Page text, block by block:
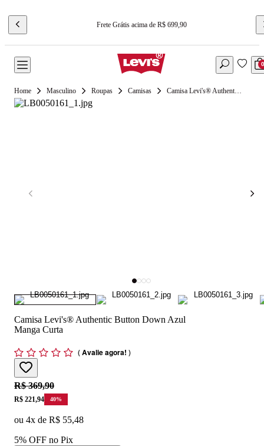
Frete Grátis acima de R$ 699,90
0
Masculino Roupas Camisas Camisa Levi's® Authentic Button Down Azul Manga Curta
Camisa Levi's® Authentic Button Down Azul
Manga Curta
(Avalie agora! )
Original price:
R$ 369,90
Price:
R$ 221,94 40%
ou 4x de R$ 55,48
5% OFF no Pix